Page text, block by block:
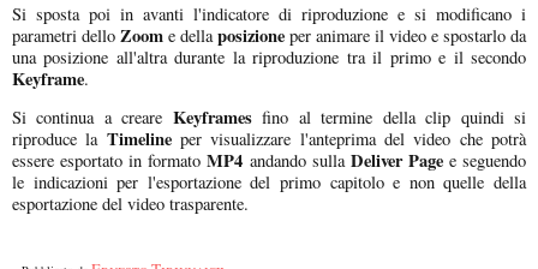
Si sposta poi in avanti l'indicatore di riproduzione e si modificano i
parametri dello Zoom e dellaposizione per animare il video e spostarlo da
una posizione all'altra durante la riproduzione tra il primo e il secondo
Keyframe.
Si continua a creare Keyframesfino al termine della clip quindi si
riproduce la Timelineper visualizzare l'anteprima del video che potrà
essere esportato in formatoMP4 andando sullaDeliver Pagee seguendo
le indicazioni per l'esportazione del primo capitolo e non quelle della
esportazione del video trasparente.